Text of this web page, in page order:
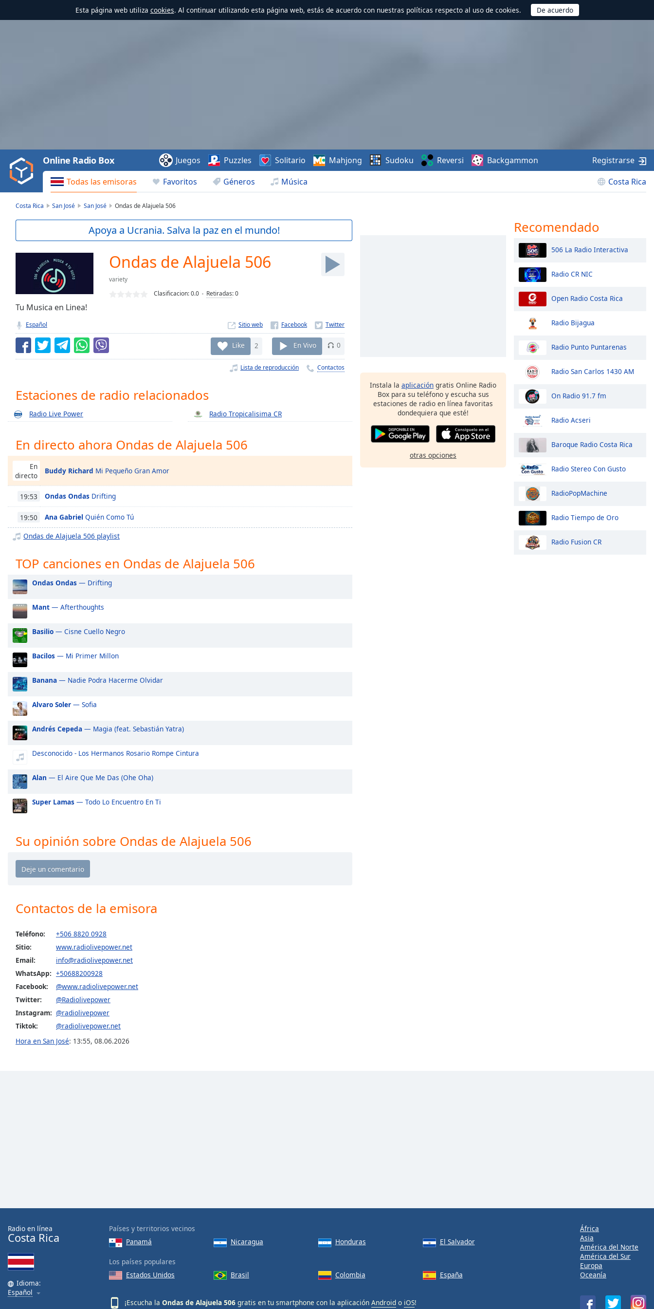
Esta página web utiliza cookies. Al continuar utilizando esta página web, estás de acuerdo con nuestras políticas respecto al uso de cookies.
Video
Play
Backward
Skip
Current
Duration-:-
Stream
TypeLIVE
live,
currently
behind
LIVE
Remaining
Playback
Rate
Chapters
Chapters
Descriptions
descriptions
off,
selected
Subtitles
settings,
subtitles
settings
dialog
subtitles
off
selected
Audio
Track
Picture-
in-
Picture
Fullscreen
modal
window.
Beginning
dialog
Color
Style
Font
Done
Todas las emisoras Favoritos Géneros Música Costa Rica
Online Radio Box Juegos Puzzles Solitario Mahjong Sudoku Reversi Backgammon Registrarse
Costa Rica San José San José Ondas de Alajuela 506
Apoya a Ucrania. Salva la paz en el mundo!
Ondas de Alajuela 506
variety
Clasificacion:0.0 Retiradas:0
Tu Musica en Linea!
Español Sitio web
Like 2 En Vivo 0
Lista de reproducción Contactos
Estaciones de radio relacionados
Radio Live Power Radio Tropicalisima CR
En directo ahora Ondas de Alajuela 506
En
directo
Buddy Richard Mi Pequeño Gran Amor
19:53 Ondas Ondas Drifting
19:50 Ana Gabriel Quién Como Tú
Ondas de Alajuela 506 playlist
TOP canciones en Ondas de Alajuela 506
Ondas Ondas — Drifting
Mant — Afterthoughts
Basilio — Cisne Cuello Negro
Bacilos — Mi Primer Millon
Banana — Nadie Podra Hacerme Olvidar
Alvaro Soler — Sofia
Andrés Cepeda — Magia (feat. Sebastián Yatra)
Desconocido - Los Hermanos Rosario Rompe Cintura
Alan — El Aire Que Me Das (Ohe Oha)
Super Lamas — Todo Lo Encuentro En Ti
Su opinión sobre Ondas de Alajuela 506
Contactos de la emisora
Teléfono:
+506 8820 0928
Sitio:
www.radiolivepower.net
Email:
info@radiolivepower.net
WhatsApp: +50688200928
Facebook:
@www.radiolivepower.net
Twitter:
@Radiolivepower
Instagram: @radiolivepower
Tiktok:
@radiolivepower.net
Hora en San José: 13:55, 08.06.2026
Instala la aplicación gratis Online Radio
Box para su teléfono y escucha sus
estaciones de radio en línea favoritas
dondequiera que esté!
otras opciones
Recomendado
506 La Radio Interactiva
Radio CR NIC
Open Radio Costa Rica
Radio Bijagua
Radio Punto Puntarenas
Radio San Carlos 1430 AM
On Radio 91.7 fm
Radio Acseri
Baroque Radio Costa Rica
Radio Stereo Con Gusto
RadioPopMachine
Radio Tiempo de Oro
Radio Fusion CR
Radio en línea
Costa Rica
Idioma:
Español
Países y territorios vecinos
Panamá
Nicaragua Honduras El Salvador
Los países populares
Estados Unidos
Brasil Colombia España
¡Escucha la Ondas de Alajuela 506 gratis en tu smartphone con la aplicación Android o iOS!
África
Asia
América del Norte
América del Sur
Europa
Oceanía